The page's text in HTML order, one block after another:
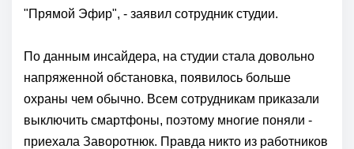
"Прямой Эфир", - заявил сотрудник студии.
По данным инсайдера, на студии стала довольно
напряженной обстановка, появилось больше
охраны чем обычно. Всем сотрудникам приказали
выключить смартфоны, поэтому многие поняли -
приехала Заворотнюк. Правда никто из работников